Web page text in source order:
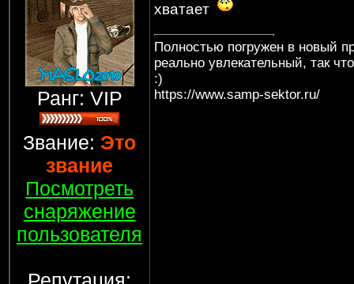
Ранг: VIP
Звание:Это
звание
Посмотреть
снаряжение
пользователя
хватает
Полностью погружен в новый
реально увлекательный, так
:)
https://www.samp-sektor.ru/